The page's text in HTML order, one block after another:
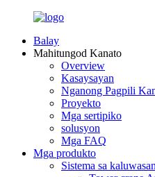
Balay
Mahitungod Kanato
Overview
Kasaysayan
Nganong Pagpili
Proyekto
Mga sertipiko
solusyon
Mga FAQ
Mga produkto
Sistema sa